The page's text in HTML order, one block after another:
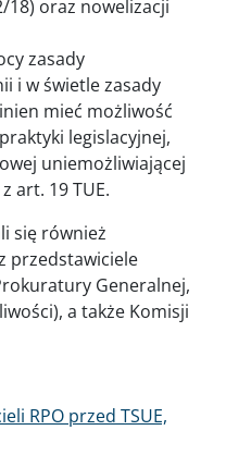
18) oraz nowelizacji
zasady
i w świetle zasady
mieć możliwość
legislacyjnej,
uniemożliwiającej
art. 19 TUE.
się również
przedstawiciele
Generalnej,
a także Komisji
RPO przed TSUE,